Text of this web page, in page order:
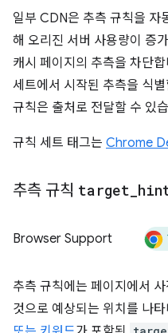
일부 CDN은 추측 규칙을 자
해 오리진 서버 사용량이 증
캐시 페이지의 추측을 차단
세트에서 시작된 추측을 식
규칙은 출처로 전달할 수 있
규칙 세트 태그는 Chrome
추측 규칙 target
Browser Support
추측 규칙에는 페이지에서
것으로 예상되는 위치를 나